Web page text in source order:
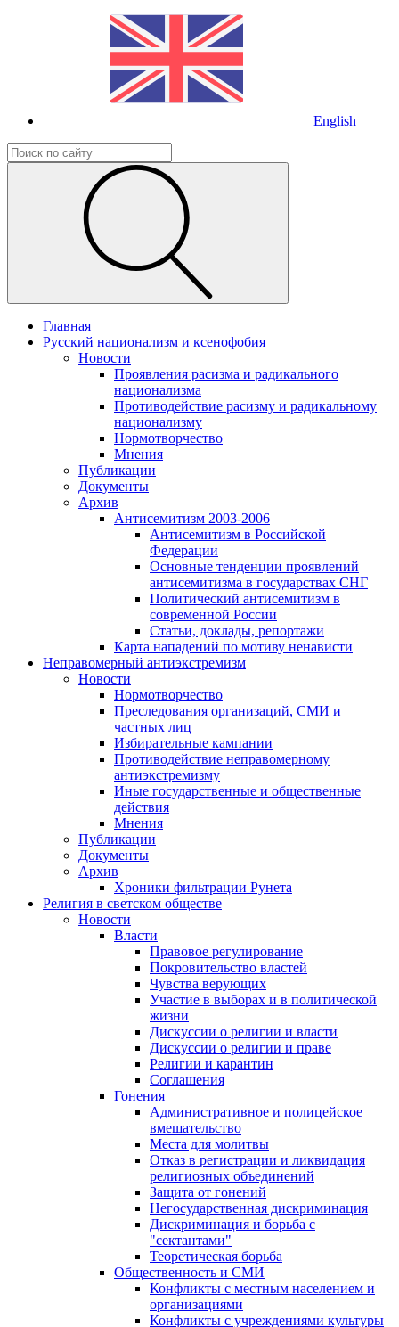
English
Главная
Русский национализм и ксенофобия
Новости
Проявления расизма и радикального
национализма
Противодействие расизму и радикальному
национализму
Нормотворчество
Мнения
Публикации
Документы
Архив
Антисемитизм 2003-2006
Антисемитизм в Российской
Федерации
Основные тенденции проявлений
антисемитизма в государствах СНГ
Политический антисемитизм в
современной России
Статьи, доклады, репортажи
Карта нападений по мотиву ненависти
Неправомерный антиэкстремизм
Новости
Нормотворчество
Преследования организаций, СМИ и
частных лиц
Избирательные кампании
Противодействие неправомерному
антиэкстремизму
Иные государственные и общественные
действия
Мнения
Публикации
Документы
Архив
Хроники фильтрации Рунета
Религия в светском обществе
Новости
Власти
Правовое регулирование
Покровительство властей
Чувства верующих
Участие в выборах и в политической
жизни
Дискуссии о религии и власти
Дискуссии о религии и праве
Религии и карантин
Соглашения
Гонения
Административное и полицейское
вмешательство
Места для молитвы
Отказ в регистрации и ликвидация
религиозных объединений
Защита от гонений
Негосударственная дискриминация
Дискриминация и борьба с
"сектантами"
Теоретическая борьба
Общественность и СМИ
Конфликты с местным населением и
организациями
Конфликты с учреждениями культуры